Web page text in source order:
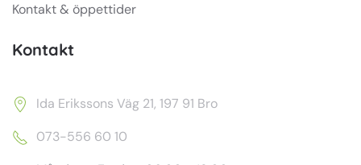
Kontakt & öppettider
Kontakt
Ida Erikssons Väg 21, 197 91 Bro
073-556 60 10